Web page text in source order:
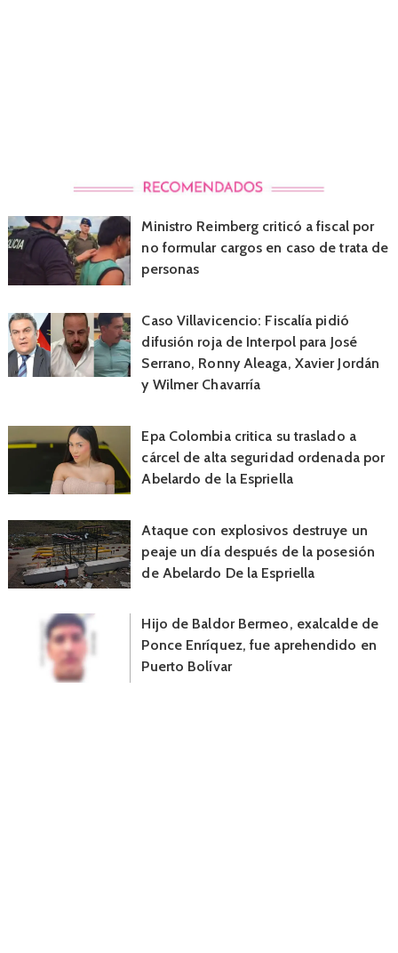
Ministro Reimberg criticó a fiscal por
no formular cargos en caso de trata de
personas
Caso Villavicencio: Fiscalía pidió
difusión roja de Interpol para José
Serrano, Ronny Aleaga, Xavier Jordán
y Wilmer Chavarría
Epa Colombia critica su traslado a
cárcel de alta seguridad ordenada por
Abelardo de la Espriella
Ataque con explosivos destruye un
peaje un día después de la posesión
de Abelardo De la Espriella
Hijo de Baldor Bermeo, exalcalde de
Ponce Enríquez, fue aprehendido en
Puerto Bolívar